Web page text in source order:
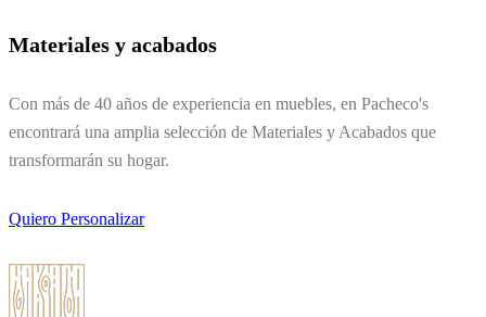
Materiales y acabados
Con más de 40 años de experiencia en muebles, en Pacheco's
encontrará una amplia selección de Materiales y Acabados que
transformarán su hogar.
Quiero Personalizar